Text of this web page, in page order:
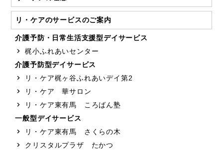
リ・ケアのサービスのご案内
介護予防・日常生活支援型デイサービス
梶小ふれあいセンター
介護予防型デイサービス
リ・ケア梶ヶ谷ふれあいデイ第2
リ・ケア 華サロン
リ・ケア東有馬 ころばん塾
一般型デイサービス
リ・ケア東有馬 さくらの木
クリスタルプラザ たかつ